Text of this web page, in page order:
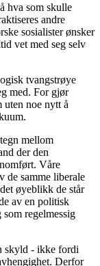
hva som skulle
andre
sosialister ønsker
vet med seg selv
tvangstrøye
med. For gjør
noe nytt å
mellom
der den
Våre
de samme liberale
øyeblikk de står
av en politisk
regelmessig
skyld - ikke fordi
Derfor